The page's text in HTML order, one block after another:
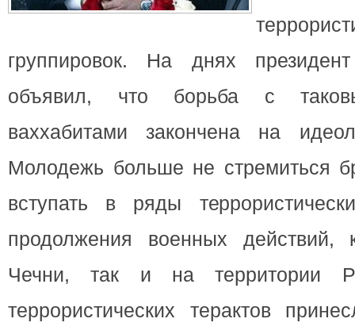
группировок. На днях
объявил, что борьба с
ваххабитами закончена на
Молодежь больше не стремиться
вступать в ряды
продолжения военных действий,
Чечни, так и на территории
террористических терактов